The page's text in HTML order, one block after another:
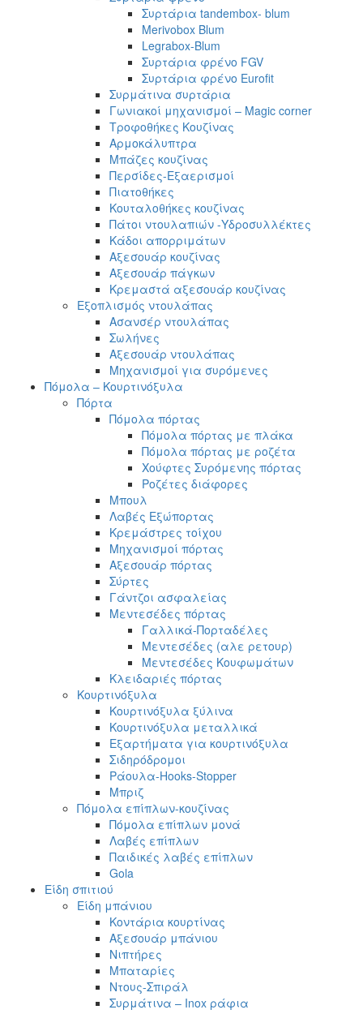
Συρτάρια tandembox- blum
Merivobox Blum
Legrabox-Blum
Συρτάρια φρένο FGV
Συρτάρια φρένο Eurofit
Συρμάτινα συρτάρια
Γωνιακοί μηχανισμοί – Magic corner
Τροφοθήκες Κουζίνας
Αρμοκάλυπτρα
Μπάζες κουζίνας
Περσίδες-Εξαερισμοί
Πιατοθήκες
Κουταλοθήκες κουζίνας
Πάτοι ντουλαπιών -Υδροσυλλέκτες
Κάδοι απορριμάτων
Αξεσουάρ κουζίνας
Αξεσουάρ πάγκων
Κρεμαστά αξεσουάρ κουζίνας
Εξοπλισμός ντουλάπας
Ασανσέρ ντουλάπας
Σωλήνες
Αξεσουάρ ντουλάπας
Μηχανισμοί για συρόμενες
Πόμολα – Κουρτινόξυλα
Πόρτα
Πόμολα πόρτας
Πόμολα πόρτας με πλάκα
Πόμολα πόρτας με ροζέτα
Χούφτες Συρόμενης πόρτας
Ροζέτες διάφορες
Μπουλ
Λαβές Εξώπορτας
Κρεμάστρες τοίχου
Μηχανισμοί πόρτας
Αξεσουάρ πόρτας
Σύρτες
Γάντζοι ασφαλείας
Μεντεσέδες πόρτας
Γαλλικά-Πορταδέλες
Μεντεσέδες (αλε ρετουρ)
Μεντεσέδες Κουφωμάτων
Κλειδαριές πόρτας
Κουρτινόξυλα
Κουρτινόξυλα ξύλινα
Κουρτινόξυλα μεταλλικά
Εξαρτήματα για κουρτινόξυλα
Σιδηρόδρομοι
Ράουλα-Hooks-Stopper
Μπριζ
Πόμολα επίπλων-κουζίνας
Πόμολα επίπλων μονά
Λαβές επίπλων
Παιδικές λαβές επίπλων
Gola
Είδη σπιτιού
Είδη μπάνιου
Κοντάρια κουρτίνας
Αξεσουάρ μπάνιου
Νιπτήρες
Μπαταρίες
Ντους-Σπιράλ
Συρμάτινα – Inox ράφια